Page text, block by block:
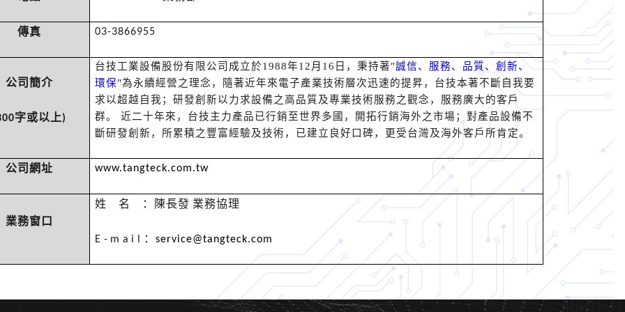
傳真 03-3866955
公司簡介
字或以上)
台技工業設備股份有限公司成立於1988年12月16日，秉持著"誠信、服務、品質、創新、
環保"為永續經營之理念，隨著近年來電子產業技術層次迅速的提昇，台技本著不斷自我要
求以超越自我；研發創新以力求設備之高品質及專業技術服務之觀念，服務廣大的客戶
群。 近二十年來，台技主力產品已行銷至世界多國，開拓行銷海外之市場；對產品設備不
斷研發創新，所累積之豐富經驗及技術，已建立良好口碑，更受台灣及海外客戶所肯定。
公司網址 www.tangteck.com.tw
業務窗口
姓名 ：陳長發 業務協理
E-mail ： service@tangteck.com